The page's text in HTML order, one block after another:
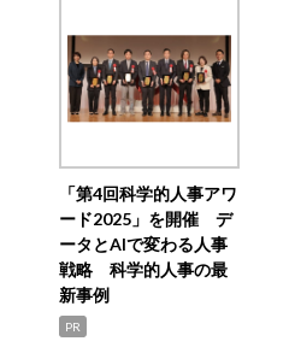
「第4回科学的人事アワ
ード2025」を開催 デ
ータとAIで変わる人事
戦略 科学的人事の最
新事例
PR